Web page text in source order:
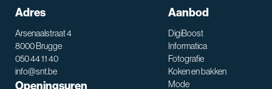
Adres
Arsenaalstraat 4
8000 Brugge
050 44 11 40
info@snt.be
Openingsuren
Aanbod
DigiBoost
Informatica
Fotografie
Koken en bakken
Mode